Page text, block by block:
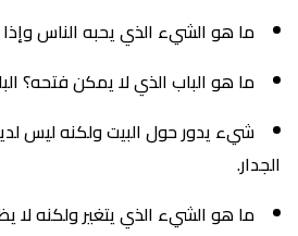
ما هو الشيء الذي يحبه الناس
ما هو الباب الذي لا يمكن فتحه؟
شيء يدور حول البيت ولكنه ليس
الجدار.
ما هو الشيء الذي يتغير ولكنه لا